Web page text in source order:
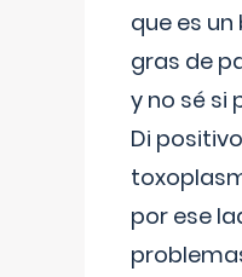
que es
gras de
y no sé si
Di
por ese